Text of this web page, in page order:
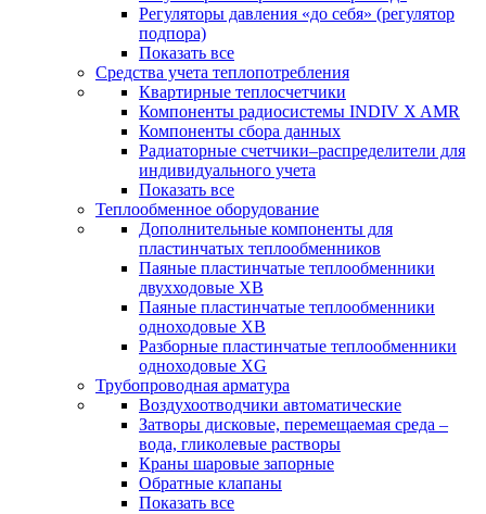
Регуляторы давления «до себя» (регулятор
подпора)
Показать все
Средства учета теплопотребления
Квартирные теплосчетчики
Компоненты радиосистемы INDIV X AMR
Компоненты сбора данных
Радиаторные счетчики–распределители для
индивидуального учета
Показать все
Теплообменное оборудование
Дополнительные компоненты для
пластинчатых теплообменников
Паяные пластинчатые теплообменники
двухходовые XB
Паяные пластинчатые теплообменники
одноходовые ХВ
Разборные пластинчатые теплообменники
одноходовые ХG
Трубопроводная арматура
Воздухоотводчики автоматические
Затворы дисковые, перемещаемая среда –
вода, гликолевые растворы
Краны шаровые запорные
Обратные клапаны
Показать все